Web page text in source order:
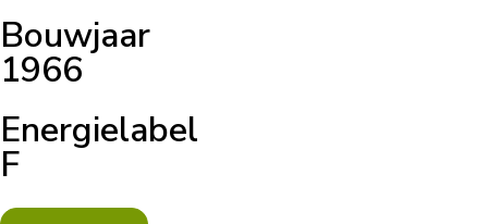
Bouwjaar
1966
Energielabel
F